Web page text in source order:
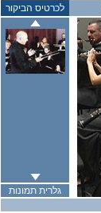
לכרטיס הביקור
גלרית תמונות